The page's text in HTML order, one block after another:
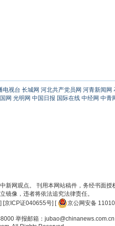
电视台 长城网 河北共产党员网 河青新闻网
网 光明网 中国日报 国际在线 中经网 中青
新网观点。 刊用本网站稿件，务经书面授
镜像，违者将依法追究法律责任。
] [京ICP证040655号] [ 京公网安备
举报邮箱：jubao@chinanews.com.cn